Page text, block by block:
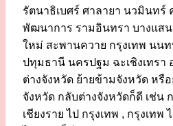
รัตนาธิเบศร์ ศาลายา นวมินทร์
พัฒนาการ รามอินทรา บางแส
ใหม่ สะพานควาย กรุงเทพ นน
ปทุมธานี นครปฐม ฉะเชิงเทรา
ต่างจังหวัด ย้ายข้ามจังหวัด หรื
จังหวัด กลับต่างจังหวัดก็ดี เช่น ก
เชียงราย ไป กรุงเทพ , กรุงเทพ